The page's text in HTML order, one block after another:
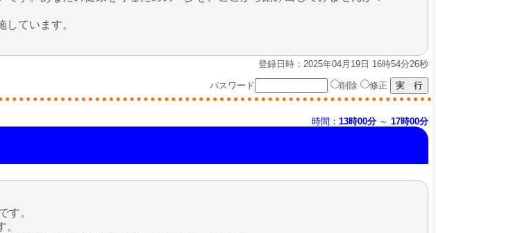
ています。
登録日時：2025年04月19日 16時54分26秒
パスワード
削除 修正
時間： 13時00分～ 17時00分
す。